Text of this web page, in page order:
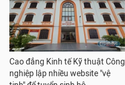
Cao đẳng Kinh tế Kỹ thuật Công
nghiệp lập nhiều website "vệ